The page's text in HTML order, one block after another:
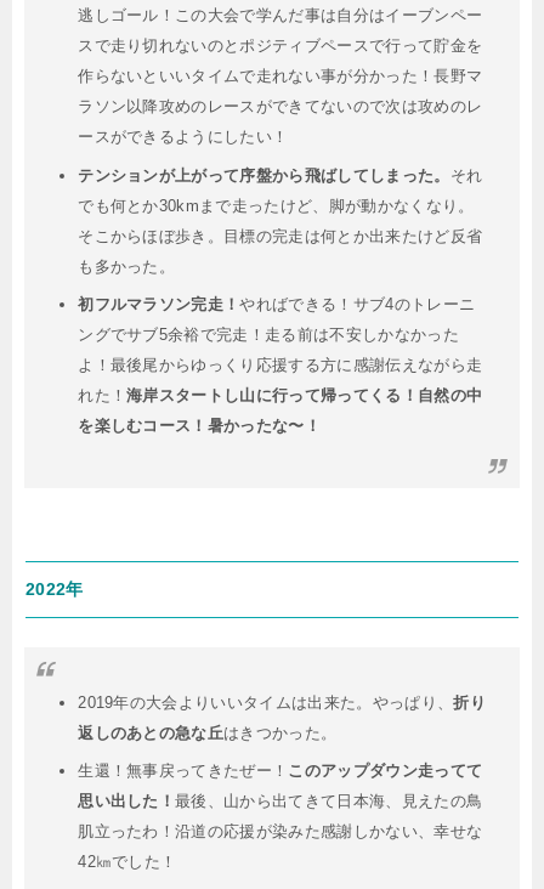
逃しゴール！この大会で学んだ事は自分はイーブンペー
スで走り切れないのとポジティブペースで行って貯金を
作らないといいタイムで走れない事が分かった！長野マ
ラソン以降攻めのレースができてないので次は攻めのレ
ースができるようにしたい！
テンションが上がって序盤から飛ばしてしまった。 それ
でも何とか30kmまで走ったけど、脚が動かなくなり。
そこからほぼ歩き。目標の完走は何とか出来たけど反省
も多かった。
初フルマラソン完走！やればできる！サブ4のトレーニ
ングでサブ5余裕で完走！走る前は不安しかなかった
よ！最後尾からゆっくり応援する方に感謝伝えながら走
れた！海岸スタートし山に行って帰ってくる！自然の中
を楽しむコース！暑かったな〜！
2022年
2019年の大会よりいいタイムは出来た。やっぱり、折り
返しのあとの急な丘はきつかった。
生還！無事戻ってきたぜー！ このアップダウン走ってて
思い出した！最後、山から出てきて日本海、見えたの鳥
肌立ったわ！沿道の応援が染みた感謝しかない、幸せな
42㎞でした！